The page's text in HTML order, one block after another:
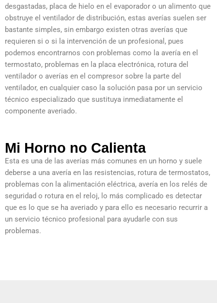
desgastadas, placa de hielo en el evaporador o un alimento que
obstruye el ventilador de distribución, estas averías suelen ser
bastante simples, sin embargo existen otras averías que
requieren si o si la intervención de un profesional, pues
podemos encontrarnos con problemas como la avería en el
termostato, problemas en la placa electrónica, rotura del
ventilador o averías en el compresor sobre la parte del
ventilador, en cualquier caso la solución pasa por un servicio
técnico especializado que sustituya inmediatamente el
componente averiado.
Mi Horno no Calienta
Esta es una de las averías más comunes en un horno y suele
deberse a una avería en las resistencias, rotura de termostatos,
problemas con la alimentación eléctrica, avería en los relés de
seguridad o rotura en el reloj, lo más complicado es detectar
que es lo que se ha averiado y para ello es necesario recurrir a
un servicio técnico profesional para ayudarle con sus
problemas.